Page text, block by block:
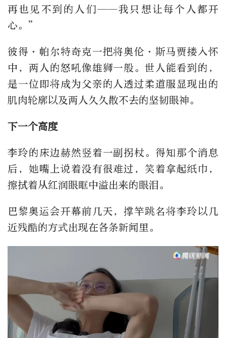
再也见不到的人们——我只想让每个人都开
心。”
彼得·帕尔特奇克一把将奥伦·斯马贾搂入怀
中，两人的怒吼像雄狮一般。世人能看到的，
是一位即将成为父亲的人透过柔道服显现出的
肌肉轮廓以及两人久久散不去的坚韧眼神。
下一个高度
李玲的床边赫然竖着一副拐杖。得知那个消息
后，她嘴上说着没有很难过，笑着拿起纸巾，
擦拭着从红润眼眶中溢出来的眼泪。
巴黎奥运会开幕前几天，撑竿跳名将李玲以几
近残酷的方式出现在各条新闻里。